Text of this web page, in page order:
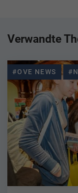
Verwandte
#OVE NEWS